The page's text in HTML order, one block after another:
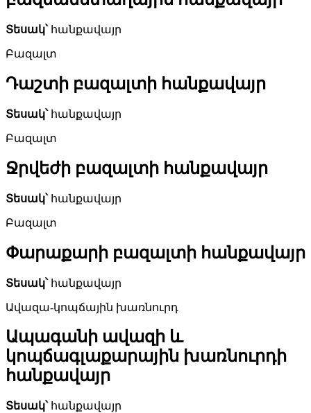
Տեսակ՝հանքավայր
Բազալտ
Դաշտի բազալտի հանքավայր
Տեսակ՝հանքավայր
Բազալտ
Ջրվեժի բազալտի հանքավայր
Տեսակ՝հանքավայր
Բազալտ
Փարաքարի բազալտի հանքավայր
Տեսակ՝հանքավայր
Ավազա-կոպճային խառնուրդ
Ապագանի ավազի և
կոպճագլաքարային խառնուրդի
հանքավայր
Տեսակ՝հանքավայր